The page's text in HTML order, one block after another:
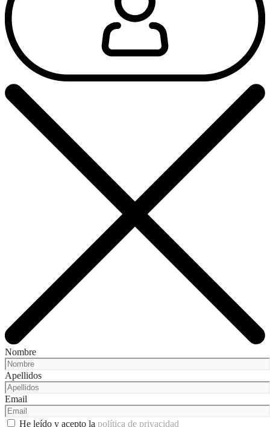
Nombre
Apellidos
Email
He leído y acepto la política de privacidad